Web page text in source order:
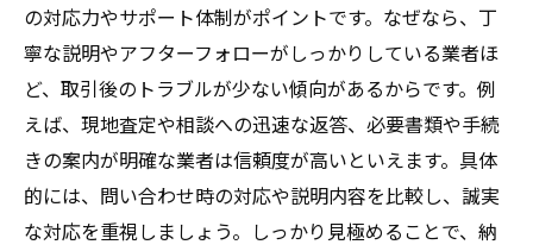
の対応力やサポート体制がポイントです。なぜなら、丁
寧な説明やアフターフォローがしっかりしている業者ほ
ど、取引後のトラブルが少ない傾向があるからです。例
えば、現地査定や相談への迅速な返答、必要書類や手続
きの案内が明確な業者は信頼度が高いといえます。具体
的には、問い合わせ時の対応や説明内容を比較し、誠実
な対応を重視しましょう。しっかり見極めることで、納